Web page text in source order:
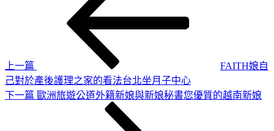
上一篇
FAITH娘自
己對於產後護理之家的看法台北坐月子中心
下
下一篇 歐洲旅遊公道外籍新娘與新娘秘書您優質的越南新娘